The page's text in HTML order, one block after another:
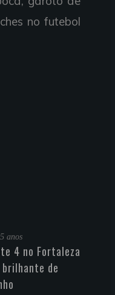
no futebol
anos
4 no Fortaleza
de